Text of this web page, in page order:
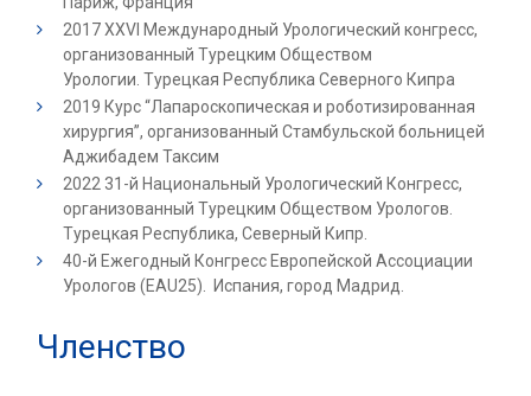
2017 XXVI Международный Урологический конгресс,
организованный Турецким Обществом
Урологии. Турецкая Республика Северного Кипра
2019 Курс “Лапароскопическая и роботизированная
хирургия”, организованный Стамбульской больницей
Аджибадем Таксим
2022 31-й Национальный Урологический Конгресс,
организованный Турецким Обществом Урологов.
Турецкая Республика, Северный Кипр.
40-й Ежегодный Конгресс Европейской Ассоциации
Урологов (EAU25). Испания, город Мадрид.
Членство